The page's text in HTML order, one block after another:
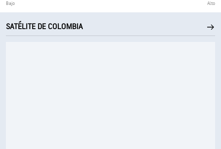
Bajo Alto
SATÉLITE DE COLOMBIA